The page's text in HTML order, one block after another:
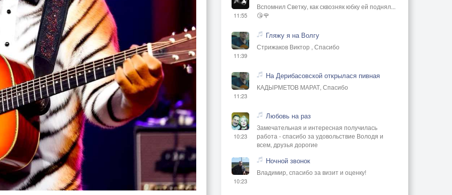
11:55
Вспомнил Светку, как сквозняк юбку ей поднял...
😘🌹
11:39
Гляжу я на Волгу
Стрижаков Виктор , Спасибо
11:23
На Дерибасовской открылася пивная
КАДЫРМЕТОВ МАРАТ, Спасибо
10:23
Любовь на раз
Замечательная и интересная получилась
работа - спасибо за удовольствие Володя и
всем, друзья дорогие
10:23
Ночной звонок
Владимир, спасибо за визит и оценку!